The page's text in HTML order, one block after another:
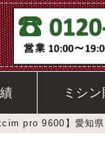
ミシ
pro 9600】愛知県